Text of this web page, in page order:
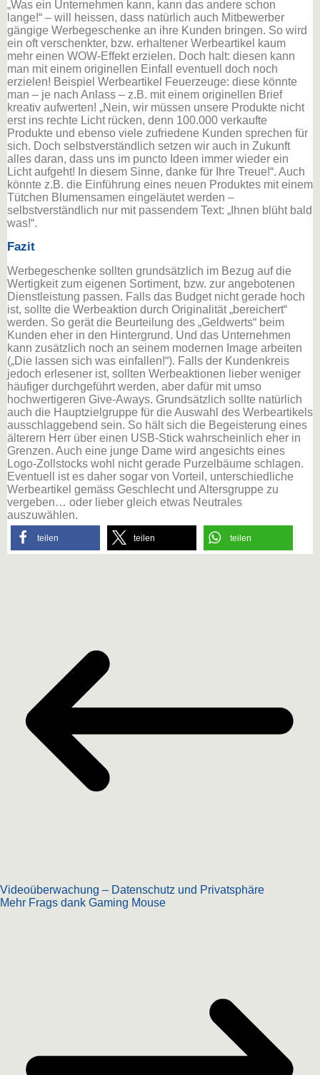
„Was ein Unternehmen kann, kann das andere schon
lange!“ – will heissen, dass natürlich auch Mitbewerber
gängige Werbegeschenke an ihre Kunden bringen. So wird
ein oft verschenkter, bzw. erhaltener Werbeartikel kaum
mehr einen WOW-Effekt erzielen. Doch halt: diesen kann
man mit einem originellen Einfall eventuell doch noch
erzielen! Beispiel Werbeartikel Feuerzeuge: diese könnte
man – je nach Anlass – z.B. mit einem originellen Brief
kreativ aufwerten! „Nein, wir müssen unsere Produkte nicht
erst ins rechte Licht rücken, denn 100.000 verkaufte
Produkte und ebenso viele zufriedene Kunden sprechen für
sich. Doch selbstverständlich setzen wir auch in Zukunft
alles daran, dass uns im puncto Ideen immer wieder ein
Licht aufgeht! In diesem Sinne, danke für Ihre Treue!“. Auch
könnte z.B. die Einführung eines neuen Produktes mit einem
Tütchen Blumensamen eingeläutet werden –
selbstverständlich nur mit passendem Text: „Ihnen blüht bald
was!“.
Fazit
Werbegeschenke sollten grundsätzlich im Bezug auf die
Wertigkeit zum eigenen Sortiment, bzw. zur angebotenen
Dienstleistung passen. Falls das Budget nicht gerade hoch
ist, sollte die Werbeaktion durch Originalität „bereichert“
werden. So gerät die Beurteilung des „Geldwerts“ beim
Kunden eher in den Hintergrund. Und das Unternehmen
kann zusätzlich noch an seinem modernen Image arbeiten
(„Die lassen sich was einfallen!“). Falls der Kundenkreis
jedoch erlesener ist, sollten Werbeaktionen lieber weniger
häufiger durchgeführt werden, aber dafür mit umso
hochwertigeren Give-Aways. Grundsätzlich sollte natürlich
auch die Hauptzielgruppe für die Auswahl des Werbeartikels
ausschlaggebend sein. So hält sich die Begeisterung eines
älterern Herr über einen USB-Stick wahrscheinlich eher in
Grenzen. Auch eine junge Dame wird angesichts eines
Logo-Zollstocks wohl nicht gerade Purzelbäume schlagen.
Eventuell ist es daher sogar von Vorteil, unterschiedliche
Werbeartikel gemäss Geschlecht und Altersgruppe zu
vergeben… oder lieber gleich etwas Neutrales
auszuwählen.
teilen teilen teilen
Videoüberwachung – Datenschutz und Privatsphäre
Mehr Frags dank Gaming Mouse